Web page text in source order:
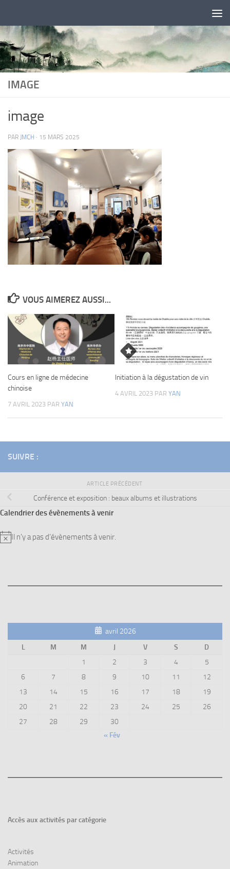
IMAGE
image
PAR JMCH · 15 MARS 2025
VOUS AIMEREZ AUSSI...
Cours en ligne de médecine
chinoise
7 AVRIL 2023 PAR YAN
Initiation à la dégustation de vin
4 AVRIL 2023 PAR YAN
SUIVRE :
ARTICLE PRÉCÉDENT
Conférence et exposition : beaux albums et illustrations
Calendrier des évènements à venir
Notice
Il n’y a pas d’évènements à venir.
avril 2026
L
M M J V S
D
1
2 3 4
5
6
7 8 9 10 11
12
13
14 15 16 17 18
19
20
21 22 23 24 25
26
27
28 29
30
« Fév
Accès aux activités par catégorie
Activités
Animation